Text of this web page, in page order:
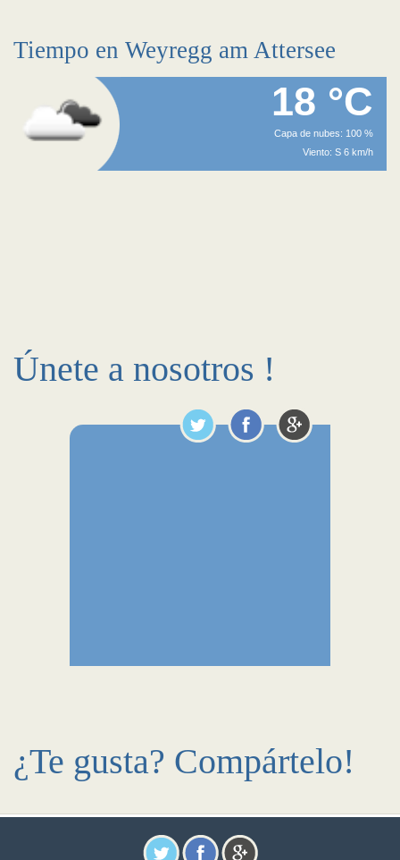
Tiempo en Weyregg am Attersee
18 °C
Capa de nubes: 100 %
Viento: S 6 km/h
Únete a nosotros !
¿Te gusta? Compártelo!